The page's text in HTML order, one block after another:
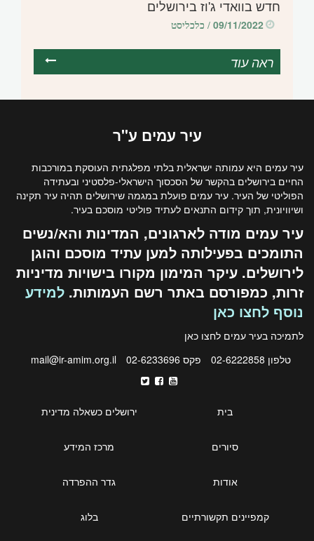
חדש בוואדי ג'וז בירושלים
09/11/2022/ כלכליסט
ראה עוד
עיר עמים ע"ר
עיר עמים היא עמותה ישראלית בלתי מפלגתית העוסקת במורכבות
החיים בירושלים בהקשר של הסכסוך הישראלי-פלסטיני ובעתידה
הפוליטי של העיר. עיר עמים פועלת במגמה שירושלים תהיה עיר תקינה
ושיוויונית, תוך קידום התנאים לעתיד פוליטי מוסכם בעיר.
עיר עמים מודה לארגונים, המדינות והא/נשים
התומכים בפעילותה למען עתיד מוסכם והוגן
לירושלים. עיקר המימון מקורו בישויות מדיניות
זרות, כמפורסם באתר רשם העמותות. למידע
נוסף לחצו כאן
לתמיכה בעיר עמים לחצו כאן
טלפון 02-6222858
פקס 02-6233696 mail@ir-amim.org.il
בית ירושלים כשאלה מדינית
סיורים מרכז המידע
אודות גדר ההפרדה
קמפיינים תקשורתיים בלוג